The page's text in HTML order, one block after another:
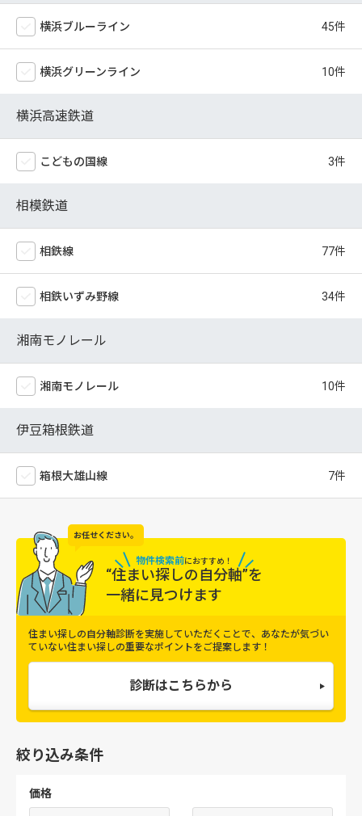
横浜ブルーライン
横浜グリーンライン
横浜高速鉄道
こどもの国線
相模鉄道
相鉄線
相鉄いずみ野線
湘南モノレール
湘南モノレール
伊豆箱根鉄道
箱根大雄山線
お任せください。
物件検索前におすすめ！
“住まい探しの自分軸”を
一緒に見つけます
住まい探しの自分軸診断を実施していただくことで、 あなたが気づい
ていない住まい探しの重要なポイントをご提案します！
診断はこちらから
絞り込み条件
価格